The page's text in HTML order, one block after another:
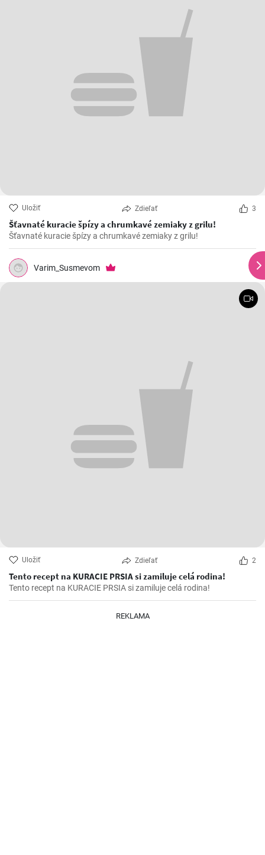
Uložiť Zdieľať 3
Šťavnaté kuracie špízy a chrumkavé zemiaky z grilu!
Šťavnaté kuracie špízy a chrumkavé zemiaky z grilu!
Varim_Susmevom
Uložiť Zdieľať 2
Tento recept na KURACIE PRSIA si zamiluje celá rodina!
Tento recept na KURACIE PRSIA si zamiluje celá rodina!
REKLAMA